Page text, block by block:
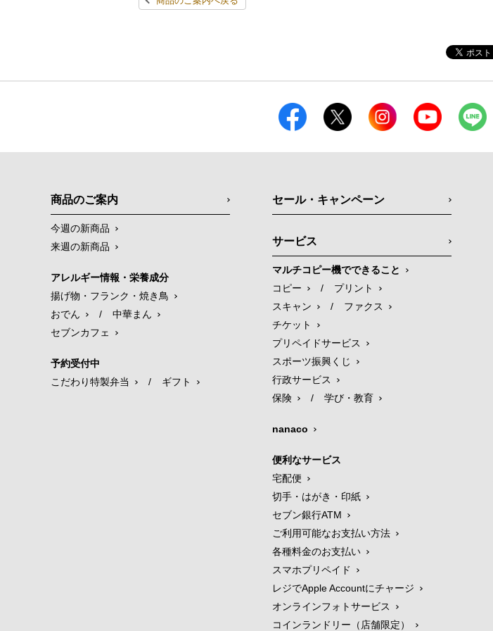
商品のご案内
今週の新商品
来週の新商品
アレルギー情報・栄養成分
揚げ物・フランク・焼き鳥
おでん
/
中華まん
セブンカフェ
予約受付中
こだわり特製弁当
/ ギフト
セール・キャンペーン
サービス
マルチコピー機でできること
コピー
/
プリント
スキャン
/
ファクス
チケット
プリペイドサービス
スポーツ振興くじ
行政サービス
保険
/ 学び・教育
nanaco
便利なサービス
宅配便
切手・はがき・印紙
セブン銀行ATM
ご利用可能なお支払い方法
各種料金のお支払い
スマホプリペイド
レジでApple Accountにチャージ
オンラインフォトサービス
コインランドリー（店舗限定）